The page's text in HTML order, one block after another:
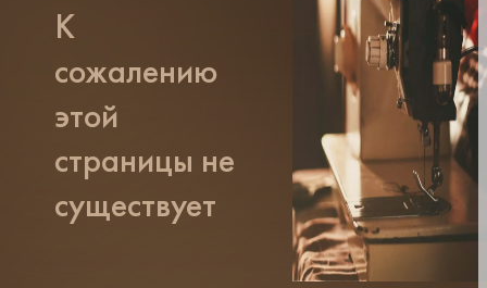
К
сожалению
этой
страницы не
существует